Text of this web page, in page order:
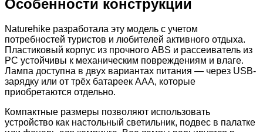
Особенности конструкции
Naturehike разработала эту модель с учетом
потребностей туристов и любителей активного отдыха.
Пластиковый корпус из прочного ABS и рассеиватель из
PC устойчивы к механическим повреждениям и влаге.
Лампа доступна в двух вариантах питания — через USB-
зарядку или от трёх батареек AAA, которые
приобретаются отдельно.
Компактные размеры позволяют использовать
устройство как настольный светильник, подвес в палатке